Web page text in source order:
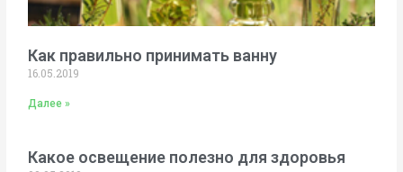
Как правильно принимать ванну
16.05.2019
Далее »
Какое освещение полезно для здоровья